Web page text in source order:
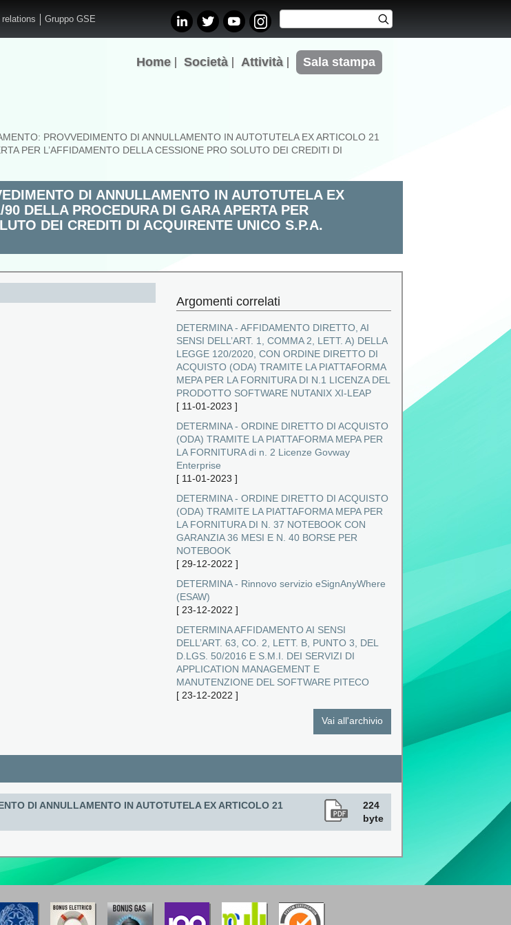
relations Gruppo GSE
Form di
ricerca
Cerca
Home Società Attività Sala stampa
PROVVEDIMENTO DI ANNULLAMENTO IN AUTOTUTELA EX ARTICOLO 21
PER L’AFFIDAMENTO DELLA CESSIONE PRO SOLUTO DEI CREDITI DI
DI ANNULLAMENTO IN AUTOTUTELA EX
DELLA PROCEDURA DI GARA APERTA PER
DEI CREDITI DI ACQUIRENTE UNICO S.P.A.
Argomenti correlati
DETERMINA - AFFIDAMENTO DIRETTO, AI
SENSI DELL’ART. 1, COMMA 2, LETT. A) DELLA
LEGGE 120/2020, CON ORDINE DIRETTO DI
ACQUISTO (ODA) TRAMITE LA PIATTAFORMA
MEPA PER LA FORNITURA DI N.1 LICENZA DEL
PRODOTTO SOFTWARE NUTANIX XI‐LEAP
[ 11-01-2023 ]
DETERMINA - ORDINE DIRETTO DI ACQUISTO
(ODA) TRAMITE LA PIATTAFORMA MEPA PER
LA FORNITURA di n. 2 Licenze Govway
Enterprise
[ 11-01-2023 ]
DETERMINA - ORDINE DIRETTO DI ACQUISTO
(ODA) TRAMITE LA PIATTAFORMA MEPA PER
LA FORNITURA DI N. 37 NOTEBOOK CON
GARANZIA 36 MESI E N. 40 BORSE PER
NOTEBOOK
[ 29-12-2022 ]
DETERMINA - Rinnovo servizio eSignAnyWhere
(ESAW)
[ 23-12-2022 ]
DETERMINA AFFIDAMENTO AI SENSI
DELL’ART. 63, CO. 2, LETT. B, PUNTO 3, DEL
D.LGS. 50/2016 E S.M.I. DEI SERVIZI DI
APPLICATION MANAGEMENT E
MANUTENZIONE DEL SOFTWARE PITECO
[ 23-12-2022 ]
Vai all'archivio
DI ANNULLAMENTO IN AUTOTUTELA EX ARTICOLO 21
224
byte